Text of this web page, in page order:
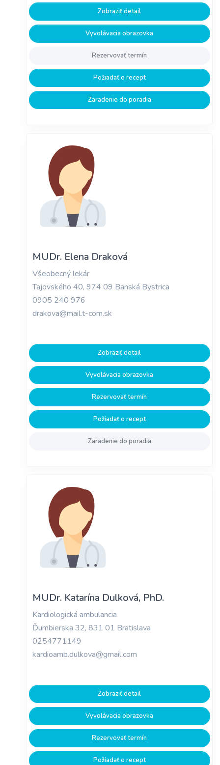
Zobraziť detail
Vyvolávacia obrazovka
Rezervovať termín
Požiadať o recept
Zaradenie do poradia
MUDr. Elena Draková
Všeobecný lekár
Tajovského 40, 974 09 Banská Bystrica
0905 240 976
drakova@mail.t-com.sk
Zobraziť detail
Vyvolávacia obrazovka
Rezervovať termín
Požiadať o recept
Zaradenie do poradia
MUDr. Katarína Dulková, PhD.
Kardiologická ambulancia
Ďumbierska 32, 831 01 Bratislava
0254771149
kardioamb.dulkova@gmail.com
Zobraziť detail
Vyvolávacia obrazovka
Rezervovať termín
Požiadať o recept